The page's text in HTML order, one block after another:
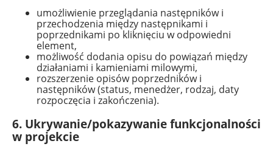
umożliwienie przeglądania następników i
przechodzenia między następnikami i
poprzednikami po kliknięciu w odpowiedni
element,
możliwość dodania opisu do powiązań między
działaniami i kamieniami milowymi,
rozszerzenie opisów poprzedników i
następników (status, menedżer, rodzaj, daty
rozpoczęcia i zakończenia).
6. Ukrywanie/pokazywanie funkcjonalności
w projekcie